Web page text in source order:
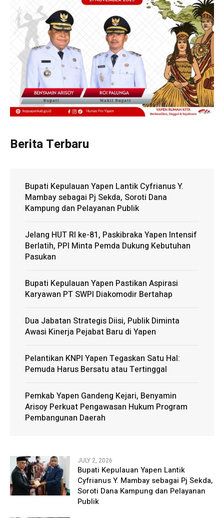
Berita Terbaru
Bupati Kepulauan Yapen Lantik Cyfrianus Y.
Mambay sebagai Pj Sekda, Soroti Dana
Kampung dan Pelayanan Publik
Jelang HUT RI ke-81, Paskibraka Yapen Intensif
Berlatih, PPI Minta Pemda Dukung Kebutuhan
Pasukan
Bupati Kepulauan Yapen Pastikan Aspirasi
Karyawan PT SWPI Diakomodir Bertahap
Dua Jabatan Strategis Diisi, Publik Diminta
Awasi Kinerja Pejabat Baru di Yapen
Pelantikan KNPI Yapen Tegaskan Satu Hal:
Pemuda Harus Bersatu atau Tertinggal
Pemkab Yapen Gandeng Kejari, Benyamin
Arisoy Perkuat Pengawasan Hukum Program
Pembangunan Daerah
JULY 2, 2026
Bupati Kepulauan Yapen Lantik
Cyfrianus Y. Mambay sebagai Pj Sekda,
Soroti Dana Kampung dan Pelayanan
Publik